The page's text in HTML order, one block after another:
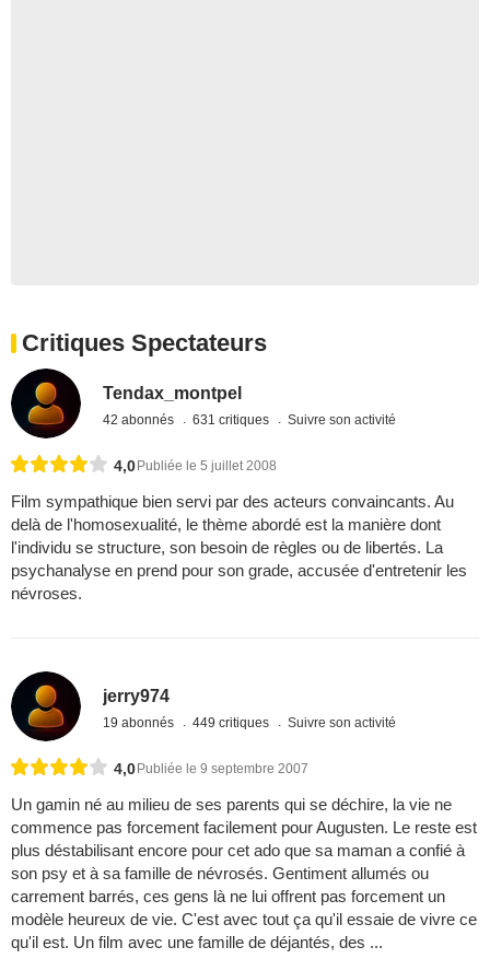
Critiques Spectateurs
Tendax_montpel
42 abonnés 631 critiques Suivre son activité
4,0Publiée le 5 juillet 2008
Film sympathique bien servi par des acteurs convaincants. Au
delà de l'homosexualité, le thème abordé est la manière dont
l'individu se structure, son besoin de règles ou de libertés. La
psychanalyse en prend pour son grade, accusée d'entretenir les
névroses.
jerry974
19 abonnés 449 critiques Suivre son activité
4,0 Publiée le 9 septembre 2007
Un gamin né au milieu de ses parents qui se déchire, la vie ne
commence pas forcement facilement pour Augusten. Le reste est
plus déstabilisant encore pour cet ado que sa maman a confié à
son psy et à sa famille de névrosés. Gentiment allumés ou
carrement barrés, ces gens là ne lui offrent pas forcement un
modèle heureux de vie. C'est avec tout ça qu'il essaie de vivre ce
qu'il est. Un film avec une famille de déjantés, des ...